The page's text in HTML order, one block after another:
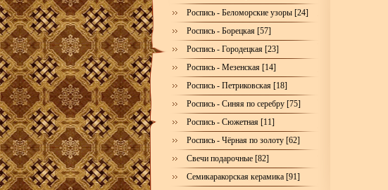
Роспись - Беломорские узоры [24]
Роспись - Борецкая [57]
Роспись - Городецкая [23]
Роспись - Мезенская [14]
Роспись - Петриковская [18]
Роспись - Синяя по серебру [75]
Роспись - Сюжетная [11]
Роспись - Чёрная по золоту [62]
Свечи подарочные [82]
Семикаракорская керамика [91]